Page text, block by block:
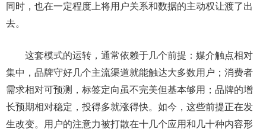
同时，也在一定程度上将用户关系和数据的主动权让渡了出
去。
这套模式的运转，通常依赖于几个前提：媒介触点相对
集中，品牌守好几个主流渠道就能触达大多数用户；消费者
需求相对可预测，标签定向虽不完美但基本够用；品牌的增
长预期相对稳定，投得多就涨得快。如今，这些前提正在发
生改变。用户的注意力被打散在十几个应用和几十种内容形